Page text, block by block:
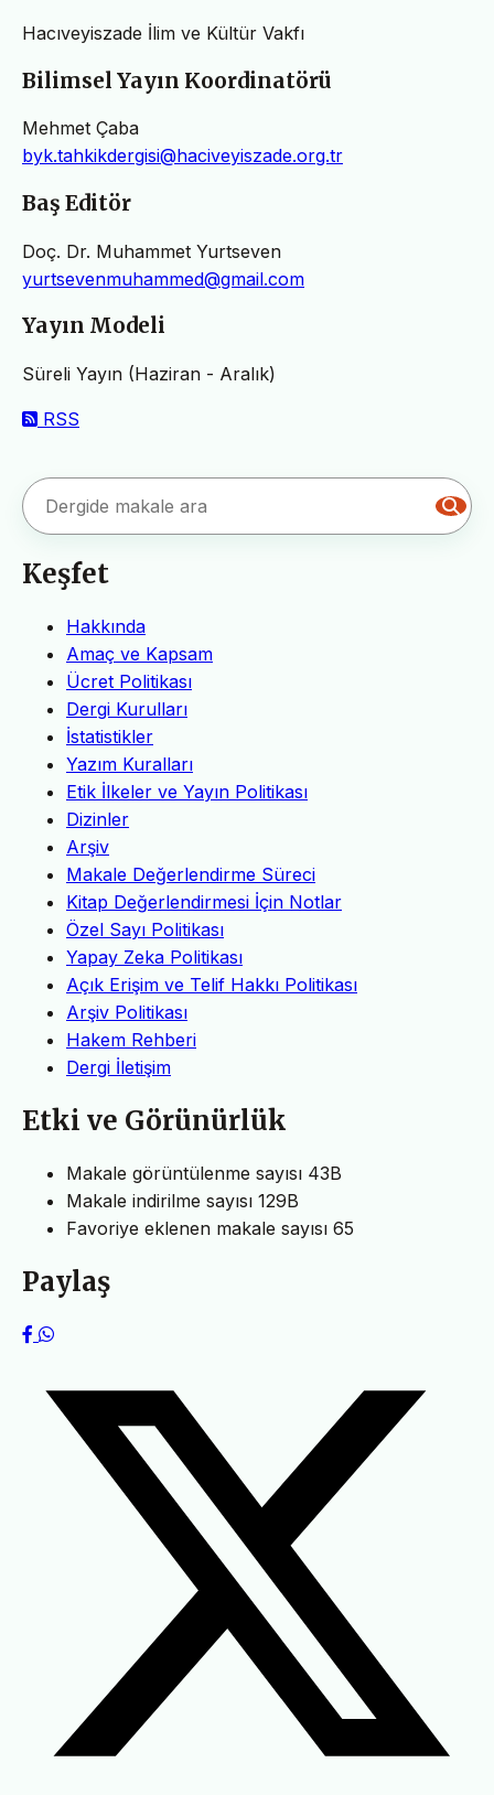
Hacıveyiszade İlim ve Kültür Vakfı
Bilimsel Yayın Koordinatörü
Mehmet Çaba
byk.tahkikdergisi@haciveyiszade.org.tr
Baş Editör
Doç. Dr. Muhammet Yurtseven
yurtsevenmuhammed@gmail.com
Yayın Modeli
Süreli Yayın (Haziran - Aralık)
RSS
Keşfet
Hakkında
Amaç ve Kapsam
Ücret Politikası
Dergi Kurulları
İstatistikler
Yazım Kuralları
Etik İlkeler ve Yayın Politikası
Dizinler
Arşiv
Makale Değerlendirme Süreci
Kitap Değerlendirmesi İçin Notlar
Özel Sayı Politikası
Yapay Zeka Politikası
Açık Erişim ve Telif Hakkı Politikası
Arşiv Politikası
Hakem Rehberi
Dergi İletişim
Etki ve Görünürlük
Makale görüntülenme sayısı 43B
Makale indirilme sayısı 129B
Favoriye eklenen makale sayısı 65
Paylaş